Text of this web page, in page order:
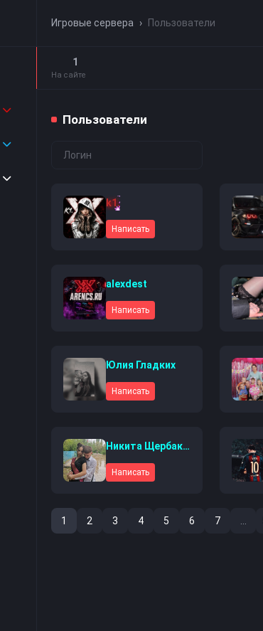
Игровые сервера › Пользователи
1
На сайте
Пользователи
k1.
Написать
alexdest
Написать
Юлия Гладких
Написать
Никита Щербаков
Написать
1 2 3 4 5 6 7